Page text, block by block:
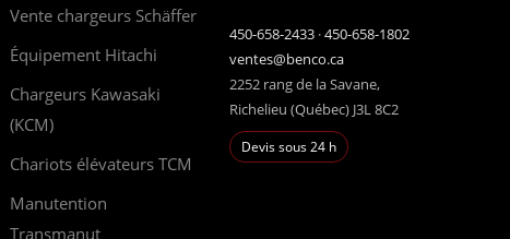
Vente chargeurs Schäffer
Équipement Hitachi
Chargeurs Kawasaki
(KCM)
Chariots élévateurs TCM
Manutention
Transmanut
450-658-2433 ·450-658-1802
ventes@benco.ca
2252 rang de la Savane,
Richelieu (Québec) J3L 8C2
Devis sous 24 h